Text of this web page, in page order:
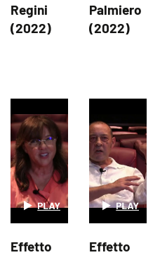
Regini
(2022)
Palmiero
(2022)
Effetto
Effetto